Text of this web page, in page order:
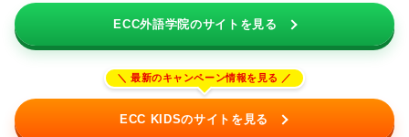
ECC外語学院のサイトを見る
ECC KIDSのサイトを見る